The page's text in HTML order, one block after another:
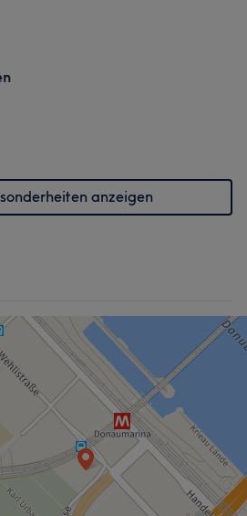
anzeigen